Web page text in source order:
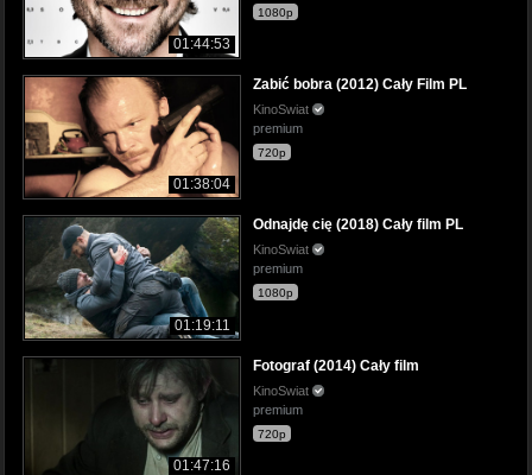
01:44:53
1080p
01:38:04
Zabić bobra (2012) Cały Film PL
KinoSwiat
premium
720p
01:19:11
Odnajdę cię (2018) Cały film PL
KinoSwiat
premium
1080p
01:47:16
Fotograf (2014) Cały film
KinoSwiat
premium
720p